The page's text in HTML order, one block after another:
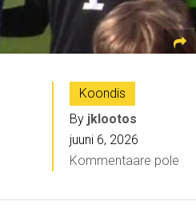
Koondis
By jklootos
juuni 6, 2026
Kommentaare pole